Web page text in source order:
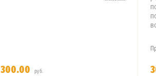
300.00 руб.